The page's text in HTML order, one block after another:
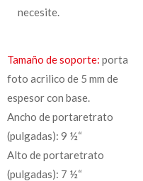
necesite.
Tamaño de soporte: porta
foto acrilico de 5 mm de
espesor con base.
Ancho de portaretrato
(pulgadas): 9 ½“
Alto de portaretrato
(pulgadas): 7 ½“